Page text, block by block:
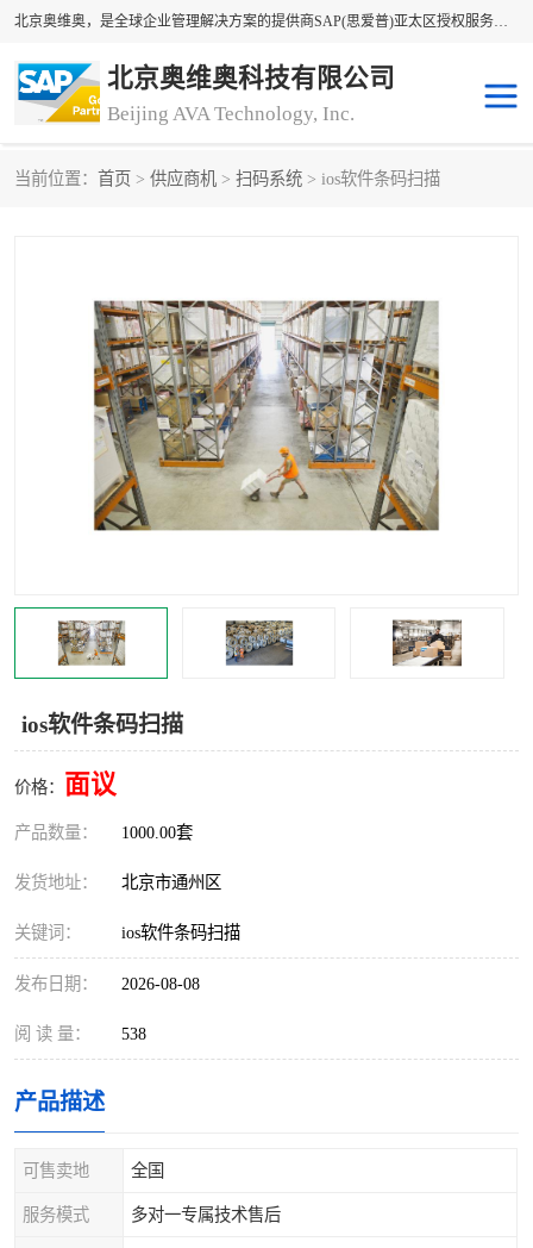
北京奥维奥，是全球企业管理解决方案的提供商SAP(思爱普)亚太区授权服务商领军者，SAP金牌服务商和代理商。企业ERP系统软件，SAP软件实施，17年来服务客户1500多家。提供SAP Business One，SAP Business ByDesign，SAP S/4HANA Cloud，SAP Analytics Cloud （分析云）等产品与解决方案。咨询专线：400-890-8880
北京奥维奥科技有限公司
Beijing AVA Technology, Inc.
当前位置： 首页 > 供应商机 > 扫码系统 > ios软件条码扫描
ios软件条码扫描
价格： 面议
产品数量： 1000.00套
发货地址： 北京市通州区
关键词： ios软件条码扫描
发布日期： 2026-08-08
阅 读 量： 538
产品描述
可售卖地 全国
服务模式 多对一专属技术售后
sap软件开发 sap管理系统
码上用条码管理 扫码系统
工厂ERP软件 制造业ERP系统
工厂ERP系统 皮具厂erp系统
玩具厂erp系统 五金厂erp系统
小工厂erp系统 印染厂erp系统
印刷厂erp系统
制衣厂erp系统